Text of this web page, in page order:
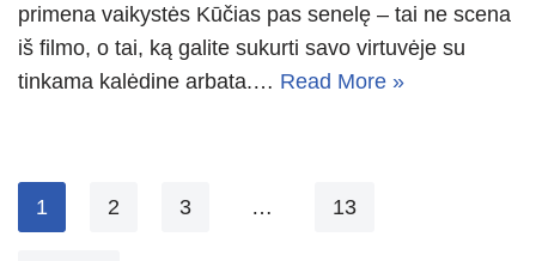
primena vaikystės Kūčias pas senelę – tai ne scena
iš filmo, o tai, ką galite sukurti savo virtuvėje su
tinkama kalėdine arbata.… Read More »
1 2 3 … 13